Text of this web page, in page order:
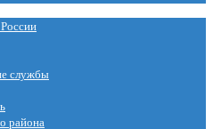
службы
района